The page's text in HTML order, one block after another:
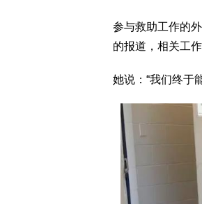
参与救助工作的
的报道，相关工
她说：“我们终于